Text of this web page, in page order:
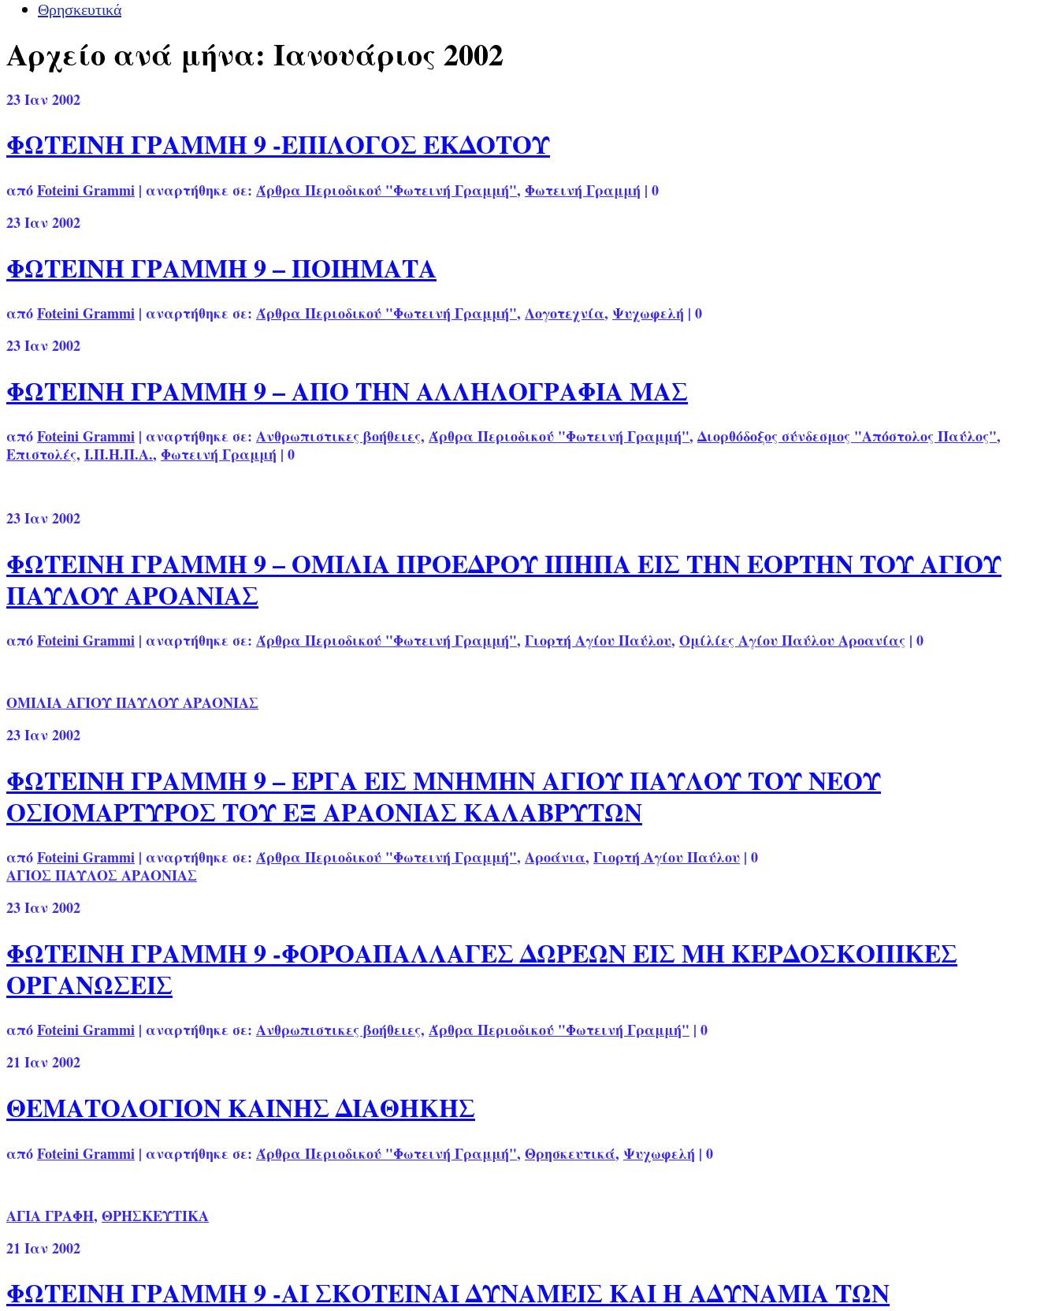
Θρησκευτικά
Αρχείο ανά μήνα: Ιανουάριος 2002
23Ιαν 2002
ΦΩΤΕΙΝΗ ΓΡΑΜΜΗ 9 -ΕΠΙΛΟΓΟΣ ΕΚΔΟΤΟΥ
απόFoteini Grammi | αναρτήθηκε σε: Άρθρα Περιοδικού "Φωτεινή Γραμμή", Φωτεινή Γραμμή | 0
23Ιαν 2002
ΦΩΤΕΙΝΗ ΓΡΑΜΜΗ 9 – ΠΟΙΗΜΑΤΑ
απόFoteini Grammi | αναρτήθηκε σε: Άρθρα Περιοδικού "Φωτεινή Γραμμή", Λογοτεχνία, Ψυχωφελή | 0
23Ιαν 2002
ΦΩΤΕΙΝΗ ΓΡΑΜΜΗ 9 – ΑΠΟ ΤΗΝ ΑΛΛΗΛΟΓΡΑΦΙΑ ΜΑΣ
απόFoteini Grammi | αναρτήθηκε σε: Ανθρωπιστικες βοήθειες, Άρθρα Περιοδικού "Φωτεινή Γραμμή",Διορθόδοξος σύνδεσμος "Απόστολος Παύλος",
Επιστολές, Ι.Π.Η.Π.Α., Φωτεινή Γραμμή | 0
23Ιαν 2002
ΦΩΤΕΙΝΗ ΓΡΑΜΜΗ 9 – ΟΜΙΛΙΑ ΠΡΟΕΔΡΟΥ ΙΠΗΠΑ ΕΙΣ ΤΗΝ ΕΟΡΤΗΝ ΤΟΥ ΑΓΙΟΥ
ΠΑΥΛΟΥ ΑΡΟΑΝΙΑΣ
απόFoteini Grammi | αναρτήθηκε σε: Άρθρα Περιοδικού "Φωτεινή Γραμμή", Γιορτή Αγίου Παύλου, Ομίλίες Αγίου Παύλου Αροανίας | 0
ΟΜΙΛΙΑ ΑΓΙΟΥ ΠΑΥΛΟΥ ΑΡΑΟΝΙΑΣ
23Ιαν 2002
ΦΩΤΕΙΝΗ ΓΡΑΜΜΗ 9 – ΕΡΓΑ ΕΙΣ ΜΝΗΜΗΝ ΑΓΙΟΥ ΠΑΥΛΟΥ ΤΟΥ ΝΕΟΥ
ΟΣΙΟΜΑΡΤΥΡΟΣ ΤΟΥ ΕΞ ΑΡΑΟΝΙΑΣ ΚΑΛΑΒΡΥΤΩΝ
απόFoteini Grammi | αναρτήθηκε σε: Άρθρα Περιοδικού "Φωτεινή Γραμμή", Αροάνια, Γιορτή Αγίου Παύλου | 0
ΑΓΙΟΣ ΠΑΥΛΟΣ ΑΡΑΟΝΙΑΣ
23Ιαν 2002
ΦΩΤΕΙΝΗ ΓΡΑΜΜΗ 9 -ΦΟΡΟΑΠΑΛΛΑΓΕΣ ΔΩΡΕΩΝ ΕΙΣ ΜΗ ΚΕΡΔΟΣΚΟΠΙΚΕΣ
ΟΡΓΑΝΩΣΕΙΣ
απόFoteini Grammi | αναρτήθηκε σε: Ανθρωπιστικες βοήθειες, Άρθρα Περιοδικού "Φωτεινή Γραμμή" | 0
21 Ιαν 2002
ΘΕΜΑΤΟΛΟΓΙΟΝ ΚΑΙΝΗΣ ΔΙΑΘΗΚΗΣ
απόFoteini Grammi | αναρτήθηκε σε: Άρθρα Περιοδικού "Φωτεινή Γραμμή", Θρησκευτικά, Ψυχωφελή | 0
ΑΓΙΑ ΓΡΑΦΗ, ΘΡΗΣΚΕΥΤΙΚΑ
21 Ιαν 2002
ΦΩΤΕΙΝΗ ΓΡΑΜΜΗ 9 -ΑΙ ΣΚΟΤΕΙΝΑΙ ΔΥΝΑΜΕΙΣ ΚΑΙ Η ΑΔΥΝΑΜΙΑ ΤΩΝ